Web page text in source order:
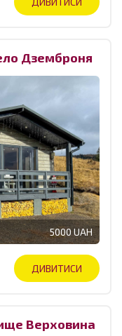
Дземброня
5000 UAH
ДИВИТИСИ
Верховина